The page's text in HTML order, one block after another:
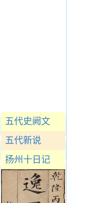
五代史阙文
五代新说
扬州十日记